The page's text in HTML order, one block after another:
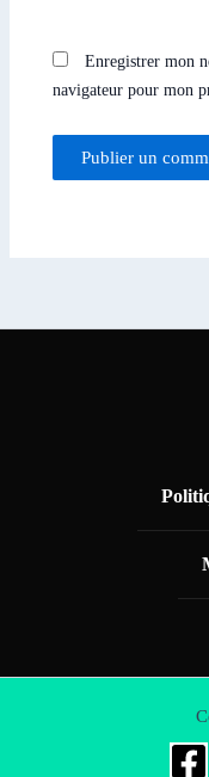
Enregistrer mon
navigateur pour mon